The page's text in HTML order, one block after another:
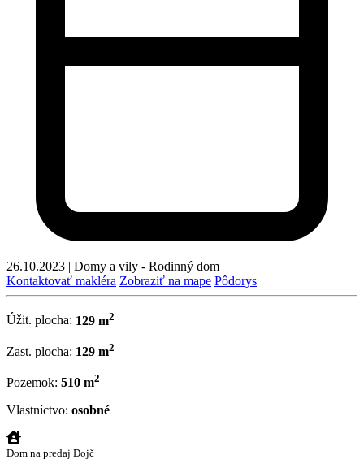
26.10.2023 | Domy a vily - Rodinný dom
Kontaktovať makléra Zobraziť na mape Pôdorys
Úžit. plocha: 129 m2
Zast. plocha: 129 m2
Pozemok: 510 m2
Vlastníctvo: osobné
Dom na predaj Dojč